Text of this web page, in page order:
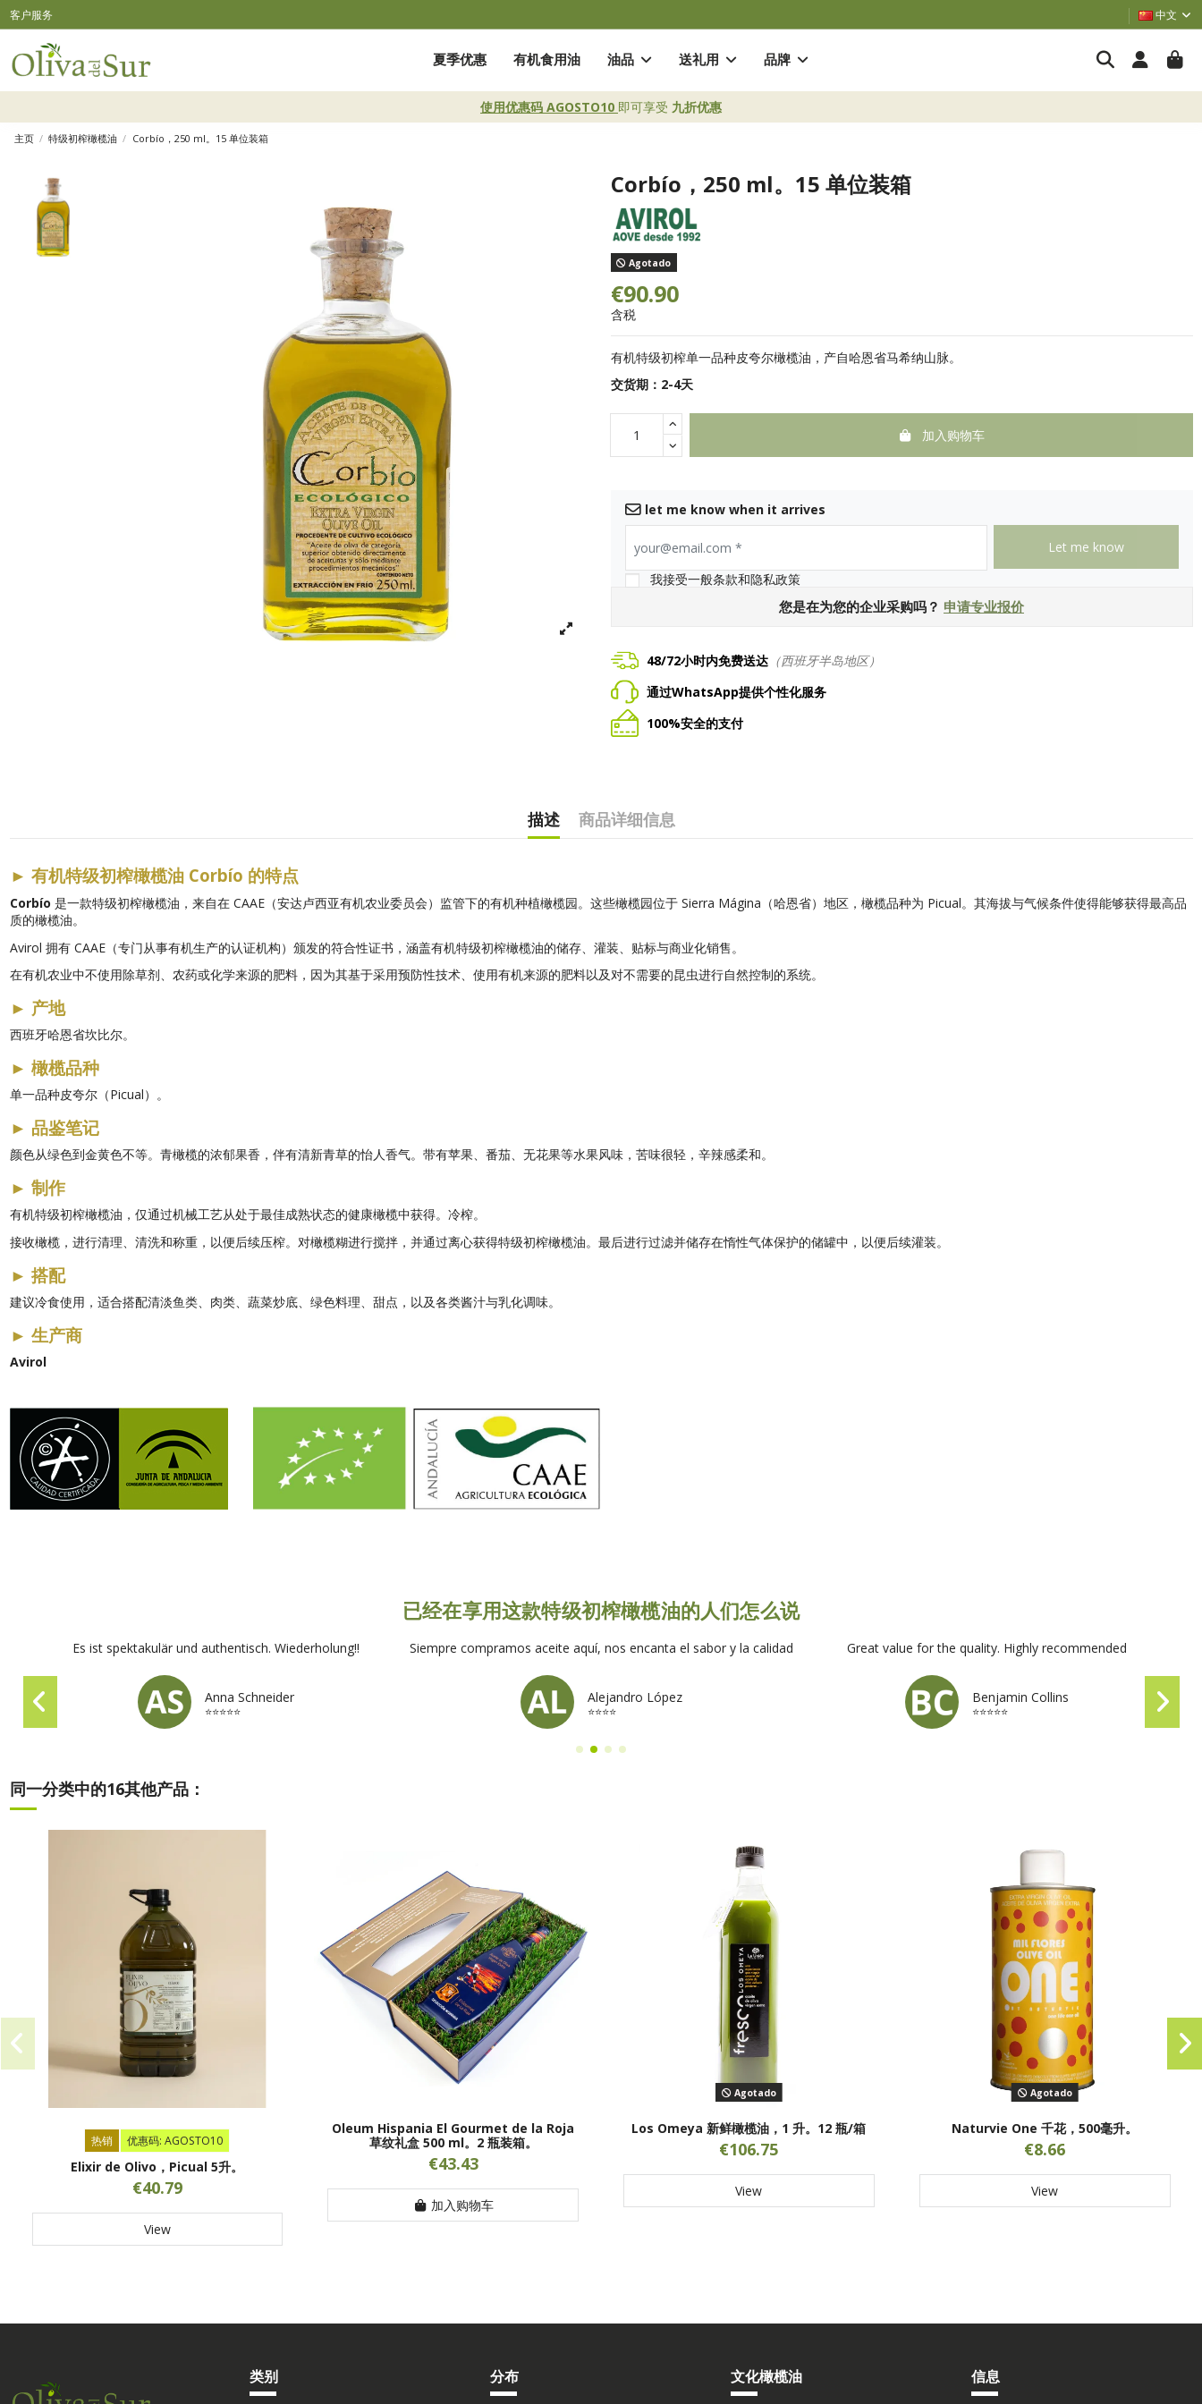
客户服务 中文
夏季优惠 有机食用油 油品 送礼用 品牌
使用优惠码 AGOSTO10 即可享受 九折优惠
主页 特级初榨橄榄油 Corbío，250 ml。15 单位装箱
Corbío，250 ml。15 单位装箱
Agotado
€90.90
含税
有机特级初榨单一品种皮夸尔橄榄油，产自哈恩省马希纳山脉。
交货期：2-4天
加入购物车
let me know when it arrives
your@email.com *
我接受一般条款和隐私政策
您是在为您的企业采购吗？ 申请专业报价
48/72小时内免费送达（西班牙半岛地区）
通过WhatsApp提供个性化服务
100%安全的支付
描述 商品详细信息
► 有机特级初榨橄榄油 Corbío 的特点
Corbío 是一款特级初榨橄榄油，来自在 CAAE（安达卢西亚有机农业委员会）监管下的有机种植橄榄园。这些橄榄园位于 Sierra Mágina（哈恩省）地区，橄榄品种为 Picual。其海拔与气候条件使得能够获得最高品
质的橄榄油。
Avirol 拥有 CAAE（专门从事有机生产的认证机构）颁发的符合性证书，涵盖有机特级初榨橄榄油的储存、灌装、贴标与商业化销售。
在有机农业中不使用除草剂、农药或化学来源的肥料，因为其基于采用预防性技术、使用有机来源的肥料以及对不需要的昆虫进行自然控制的系统。
► 产地
西班牙哈恩省坎比尔。
► 橄榄品种
单一品种皮夸尔（Picual）。
► 品鉴笔记
颜色从绿色到金黄色不等。青橄榄的浓郁果香，伴有清新青草的怡人香气。带有苹果、番茄、无花果等水果风味，苦味很轻，辛辣感柔和。
► 制作
有机特级初榨橄榄油，仅通过机械工艺从处于最佳成熟状态的健康橄榄中获得。冷榨。
接收橄榄，进行清理、清洗和称重，以便后续压榨。对橄榄糊进行搅拌，并通过离心获得特级初榨橄榄油。最后进行过滤并储存在惰性气体保护的储罐中，以便后续灌装。
► 搭配
建议冷食使用，适合搭配清淡鱼类、肉类、蔬菜炒底、绿色料理、甜点，以及各类酱汁与乳化调味。
► 生产商
Avirol
已经在享用这款特级初榨橄榄油的人们怎么说
Es ist spektakulär und authentisch. Wiederholung!!
Anna Schneider
⭐⭐⭐⭐⭐
Siempre compramos aceite aquí, nos encanta el sabor y la calidad
Alejandro López
⭐⭐⭐⭐
Great value for the quality. Highly recommended
Benjamin Collins
⭐⭐⭐⭐⭐
同一分类中的16其他产品：
热销 优惠码: AGOSTO10
Elixir de Olivo，Picual 5升。
€40.79
View
Oleum Hispania El Gourmet de la Roja
草纹礼盒 500 ml。2 瓶装箱。
€43.43
加入购物车
Agotado
Los Omeya 新鲜橄榄油，1 升。12 瓶/箱
€106.75
View
Agotado
Naturvie One 千花，500毫升。
€8.66
View
类别 分布 文化橄榄油 信息